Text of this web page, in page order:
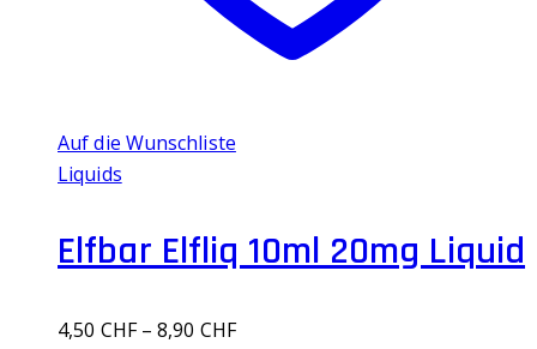
Auf die Wunschliste
Liquids
Elfbar Elfliq 10ml 20mg Liquid
4,50 CHF–8,90 CHF